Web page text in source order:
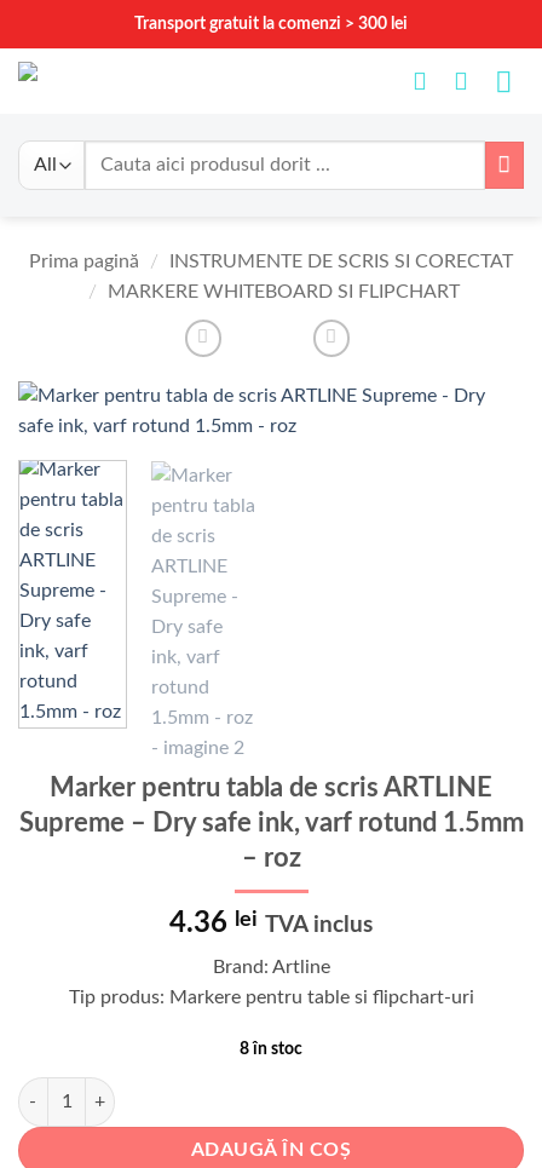
content
Transport gratuit la comenzi > 300 lei
Caută
Prima pagină /
INSTRUMENTE DE SCRIS SI CORECTAT
/
MARKERE WHITEBOARD SI FLIPCHART
Marker pentru tabla de scris ARTLINE
Supreme – Dry safe ink, varf rotund 1.5mm
– roz
4.36 lei TVA inclus
Brand: Artline
Tip produs: Markere pentru table si flipchart-uri
8 în stoc
Cantitate Marker pentru tabla de scris ARTLINE Supreme - Dry safe
ADAUGĂ ÎN COȘ